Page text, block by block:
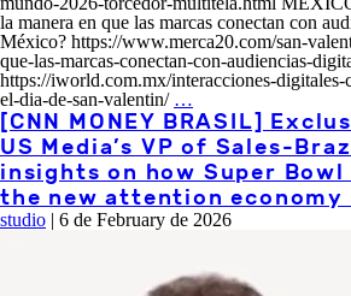
la manera en que las marcas conectan con
México? https://www.merca20.com/san-
que-las-marcas-conectan-con-audiencias-
https://iworld.com.mx/interacciones-digitales-
el-dia-de-san-valentin/ …
[CNN MONEY BRASIL]
US Media’s VP of Sales-
insights on how Super
the new attention
studio | 6 de February de 2026